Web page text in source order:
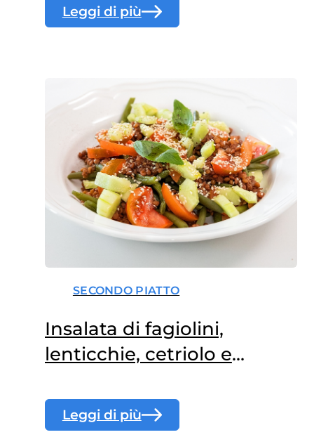
Leggi di più
SECONDO PIATTO
Insalata di fagiolini,
lenticchie, cetriolo e
Leggi di più